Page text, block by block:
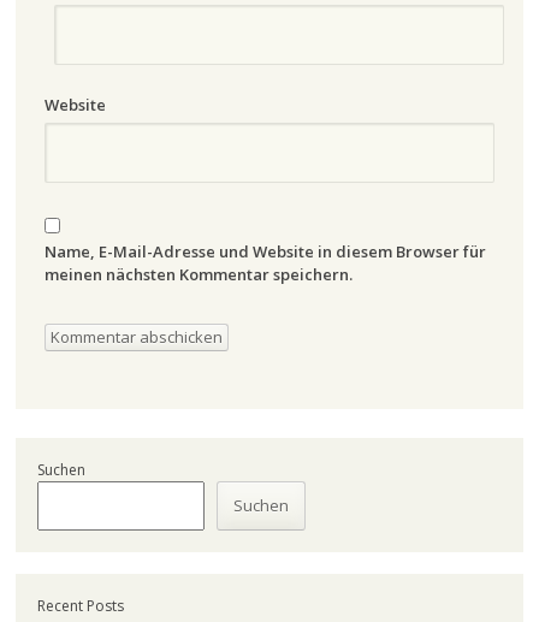
Website
Name, E-Mail-Adresse und Website in diesem Browser für
meinen nächsten Kommentar speichern.
Suchen
Suchen
Recent Posts